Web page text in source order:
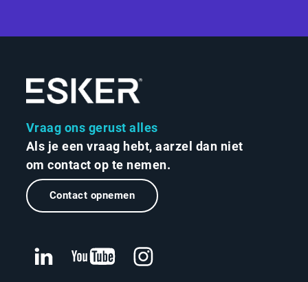
Vraag ons gerust alles
Als je een vraag hebt, aarzel dan niet
om contact op te nemen.
Contact opnemen